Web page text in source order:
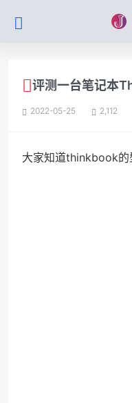
评测一台笔记本
2022-05-25 2,112
大家知道thinkbook的